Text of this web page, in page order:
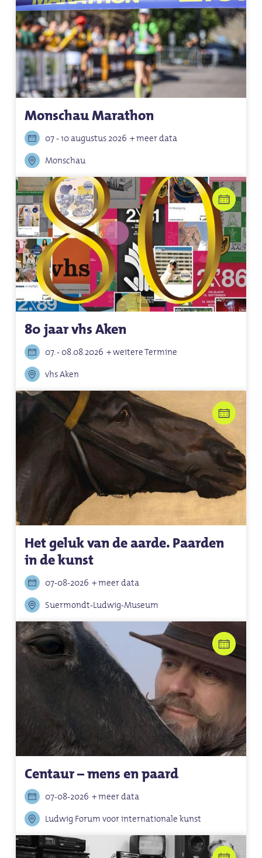
Monschau Marathon
07 - 10 augustus 2026 + meer data
Monschau
80 jaar vhs Aken
07. - 08.08.2026 + weitere Termine
vhs Aken
Het geluk van de aarde. Paarden
in de kunst
07-08-2026 + meer data
Suermondt-Ludwig-Museum
Centaur – mens en paard
07-08-2026 + meer data
Ludwig Forum voor internationale kunst